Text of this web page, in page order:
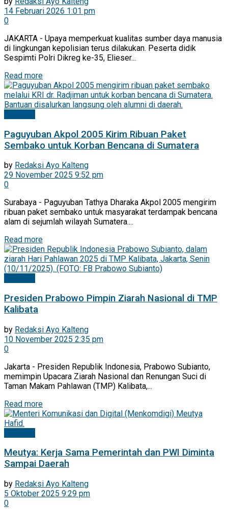
14 Februari 2026 1:01 pm
0
JAKARTA - Upaya memperkuat kualitas sumber daya manusia
di lingkungan kepolisian terus dilakukan. Peserta didik
Sespimti Polri Dikreg ke-35, Elieser...
Read more
Paguyuban Akpol 2005 Kirim Ribuan Paket
Sembako untuk Korban Bencana di Sumatera
by Redaksi Ayo Kalteng
29 November 2025 9:52 pm
0
Surabaya - Paguyuban Tathya Dharaka Akpol 2005 mengirim
ribuan paket sembako untuk masyarakat terdampak bencana
alam di sejumlah wilayah Sumatera....
Read more
Presiden Prabowo Pimpin Ziarah Nasional di TMP
Kalibata
by Redaksi Ayo Kalteng
10 November 2025 2:35 pm
0
Jakarta - Presiden Republik Indonesia, Prabowo Subianto,
memimpin Upacara Ziarah Nasional dan Renungan Suci di
Taman Makam Pahlawan (TMP) Kalibata,...
Read more
Meutya: Kerja Sama Pemerintah dan PWI Diminta
Sampai Daerah
by Redaksi Ayo Kalteng
5 Oktober 2025 9:29 pm
0